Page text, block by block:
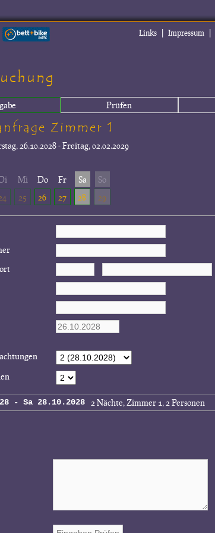
Links | Impressum |
Prüfen
Zimmer 1
26.10.2028 - Freitag, 02.02.2029
Mi
25
Do
26
Fr
27
Sa
28
So
29
2 Nächte, Zimmer 1, 2 Personen
- Sa 28.10.2028